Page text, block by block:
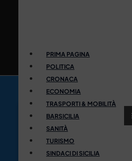
PRIMA PAGINA
POLITICA
CRONACA
ECONOMIA
TRASPORTI & MOBILITÀ
BARSICILIA
SANITÀ
TURISMO
SINDACI DI SICILIA